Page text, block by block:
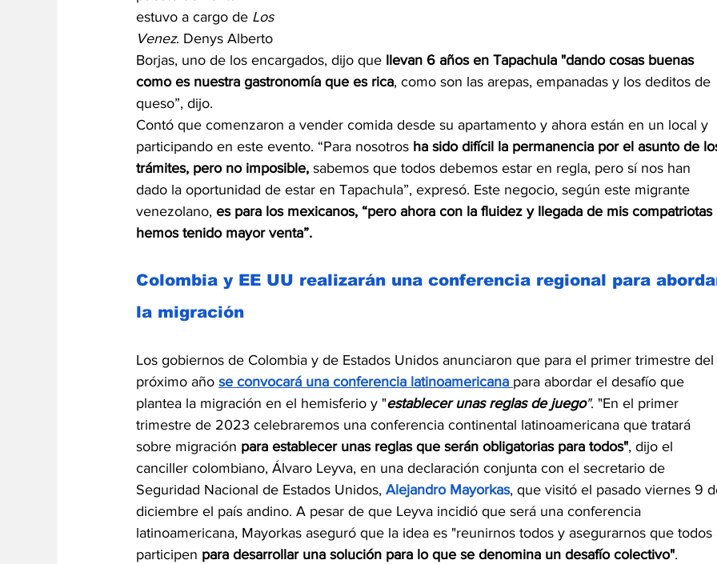
estuvo a cargo de Los
Venez. Denys Alberto
Borjas, uno de los encargados, dijo que llevan 6 años en Tapachula "dando cosas buenas
como es nuestra gastronomía que es rica, como son las arepas, empanadas y los deditos de
queso”, dijo.
Contó que comenzaron a vender comida desde su apartamento y ahora están en un local y
participando en este evento. “Para nosotros ha sido difícil la permanencia por el asunto de
trámites, pero no imposible, sabemos que todos debemos estar en regla, pero sí nos han
dado la oportunidad de estar en Tapachula”, expresó. Este negocio, según este migrante
venezolano, es para los mexicanos, “pero ahora con la fluidez y llegada de mis compatriotas
hemos tenido mayor venta”.
Colombia y EE UU realizarán una conferencia regional para
la migración
Los gobiernos de Colombia y de Estados Unidos anunciaron que para el primer trimestre del
próximo año se convocará una conferencia latinoamericana para abordar el desafío que
plantea la migración en el hemisferio y "establecer unas reglas de juego". "En el primer
trimestre de 2023 celebraremos una conferencia continental latinoamericana que tratará
sobre migración para establecer unas reglas que serán obligatorias para todos", dijo el
canciller colombiano, Álvaro Leyva, en una declaración conjunta con el secretario de
Seguridad Nacional de Estados Unidos, Alejandro Mayorkas, que visitó el pasado viernes 9
diciembre el país andino. A pesar de que Leyva incidió que será una conferencia
latinoamericana, Mayorkas aseguró que la idea es "reunirnos todos y asegurarnos que todos
participen para desarrollar una solución para lo que se denomina un desafío colectivo".